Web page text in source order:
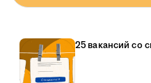
25 вакансий со